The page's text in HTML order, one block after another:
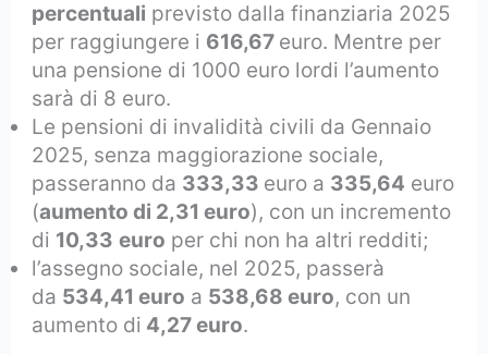
percentuali previsto dalla finanziaria 2025
per raggiungere i 616,67 euro. Mentre per
una pensione di 1000 euro lordi l’aumento
sarà di 8 euro.
Le pensioni di invalidità civili da Gennaio
2025, senza maggiorazione sociale,
passeranno da 333,33 euro a 335,64 euro
(aumento di 2,31 euro), con un incremento
di 10,33 euro per chi non ha altri redditi;
l’assegno sociale, nel 2025, passerà
da 534,41 euro a 538,68 euro, con un
aumento di 4,27 euro.